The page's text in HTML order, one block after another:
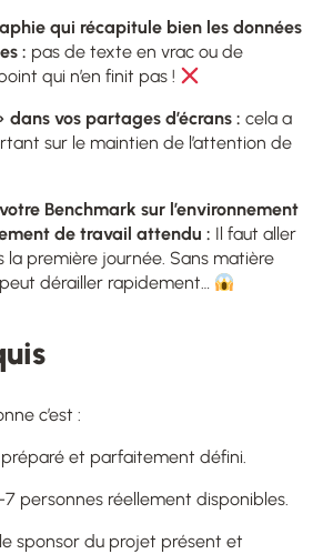
qui récapitule bien les données
: pas de texte en vrac ou de
qui n’en finit pas !
dans vos partages d’écrans : cela a
sur le maintien de l’attention de
Benchmark sur l’environnement
de travail attendu : Il faut aller
la première journée. Sans matière
dérailler rapidement…
c’est :
et parfaitement défini.
personnes réellement disponibles.
sponsor du projet présent et